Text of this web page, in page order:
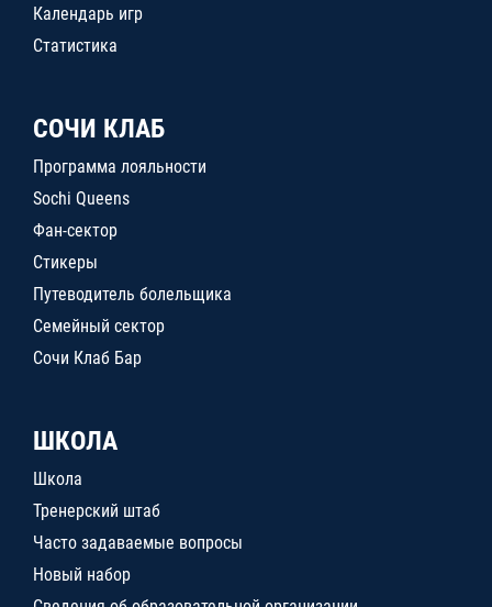
Календарь игр
Статистика
СОЧИ КЛАБ
Программа лояльности
Sochi Queens
Фан-сектор
Стикеры
Путеводитель болельщика
Семейный сектор
Сочи Клаб Бар
ШКОЛА
Школа
Тренерский штаб
Часто задаваемые вопросы
Новый набор